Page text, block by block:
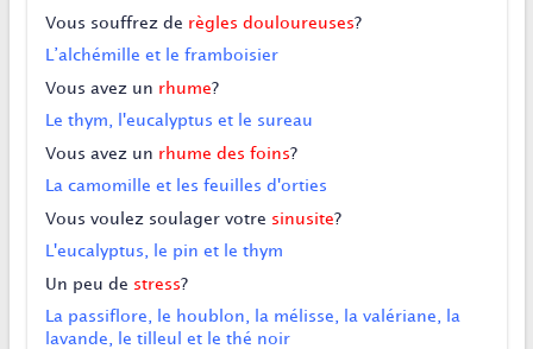
Vous souffrez de règles douloureuses?
L’alchémille et le framboisier
Vous avez un rhume?
Le thym, l'eucalyptus et le sureau
Vous avez un rhume des foins?
La camomille et les feuilles d'orties
Vous voulez soulager votre sinusite?
L'eucalyptus, le pin et le thym
Un peu de stress?
La passiflore, le houblon, la mélisse, la valériane, la
lavande, le tilleul et le thé noir